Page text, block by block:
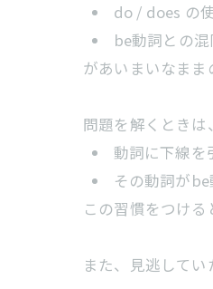
do / does の
be動詞との混
があいまいなまま
問題を解くときは、
動詞に下線を
その動詞がbe
この習慣をつける
また、見逃してい